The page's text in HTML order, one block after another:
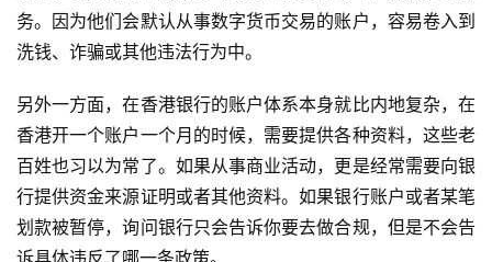
务。因为他们会默认从事数字货币交易的账户，容易卷入到
洗钱、诈骗或其他违法行为中。
另外一方面，在香港银行的账户体系本身就比内地复杂，在
香港开一个账户一个月的时候，需要提供各种资料，这些老
百姓也习以为常了。如果从事商业活动，更是经常需要向银
行提供资金来源证明或者其他资料。如果银行账户或者某笔
划款被暂停，询问银行只会告诉你要去做合规，但是不会告
诉具体违反了哪一条政策。